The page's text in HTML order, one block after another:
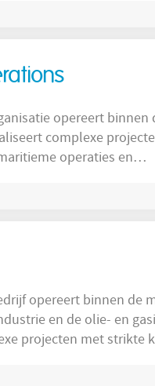
complexe
operaties en
operationele
en de olie- en
projecten met strikte
van het volledige